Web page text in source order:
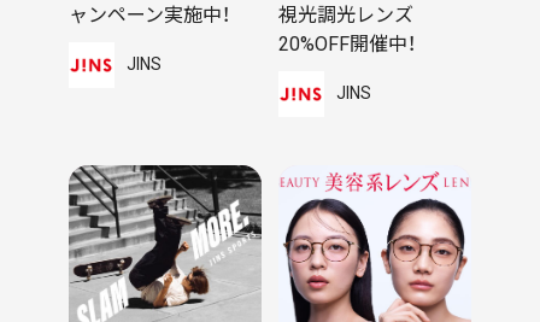
ャンペーン実施中！
JINS
視光調光レンズ
20%OFF開催中！
JINS